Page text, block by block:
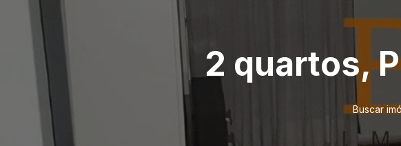
2 quartos,
Buscar